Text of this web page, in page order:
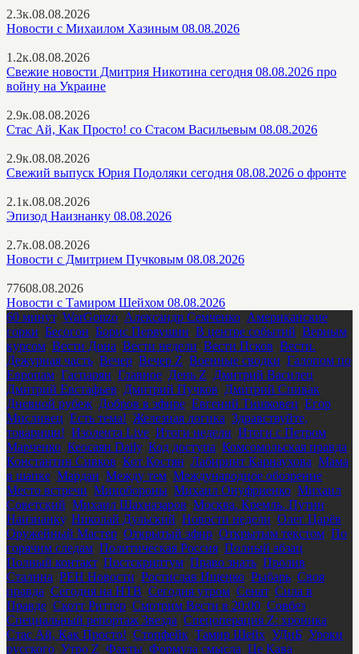
2.3к.08.08.2026
Новости с Михаилом Хазиным 08.08.2026
1.2к.08.08.2026
Свежие новости Дмитрия Никотина сегодня 08.08.2026 про
войну на Украине
2.9к.08.08.2026
Стас Ай, Как Просто! со Стасом Васильевым 08.08.2026
2.9к.08.08.2026
Свежий выпуск Юрия Подоляки сегодня 08.08.2026 о фронте
2.1к.08.08.2026
Эпизод Наизнанку 08.08.2026
2.7к.08.08.2026
Новости с Дмитрием Пучковым 08.08.2026
77608.08.2026
Новости с Тамиром Шейхом 08.08.2026
60 минут, WarGonzo Александр Семченко Американские
горки Бесогон Борис Первушин В центре событий Верным
курсом Вести Дона Вести недели Вести Псков Вести.
Дежурная часть Вечер Вечер Z Военные сводки Галопом по
Европам Гаспарян Главное День Z Дмитрий Василец
Дмитрий Евстафьев Дмитрий Пучков Дмитрий Спивак
Дневной рубеж Добров в эфире Евгений Тишковец Егор
Мисливец Есть тема! Железная логика Здравствуйте,
товарищи! Изолента Live Итоги недели Итоги с Петром
Марченко Кеосаян Daily, Код доступа Комсомольская правда
Константин Сивков Кот Костян Лабиринт Карнаухова Мама
в шапке Мардан Между тем Международное обозрение
Место встречи Минобороны Михаил Онуфриенко Михаил
Советский Михаил Шахназаров Москва. Кремль. Путин
Наизнанку, Николай Дульский Новости недели Олег Царёв
Оружейный Мастер Открытый эфир Открытым текстом По
горячим следам Политическая Россия Полный абзац
Полный контакт, Постскриптум Право знать Пролив
Сталина РЕН Новости Ростислав Ищенко Рыбарь Своя
правда Сегодня на НТВ Сегодня утром Сенат, Сила в
Правде Скотт Риттер Смотрим Вести в 20:00 Совбез
Специальный репортаж Звезда Спецоперация Z: хроника
Стас Ай, Как Просто! Стопфейк Тамир Шейх УДнБ Уроки
русского Утро Z Факты Формула смысла Це Кава